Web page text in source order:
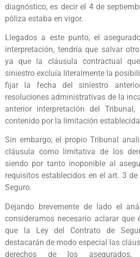
diagnóstico, es decir el 4 de
póliza estaba en vigor.
Llegados a este punto, el
interpretación, tendría que salvar
ya que la cláusula contractual
siniestro excluía literalmente la
fijar la fecha del siniestro
resoluciones administrativas de la
anterior interpretación del
contenido por la limitación
Sin embargo, el propio Tribunal
cláusula como limitativa de los
siendo por tanto inoponible al
requisitos establecidos en el art. 3
Seguro.
Dejando brevemente de lado el
consideramos necesario aclarar que
que la Ley del Contrato de
destacarán de modo especial las
derechos de los